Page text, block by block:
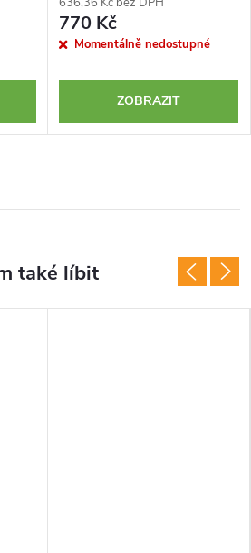
770 Kč
Momentálně nedostupné
ZOBRAZIT